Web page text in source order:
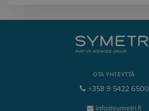
OTA YHTEYTTÄ
+358 9 5422 6500
info@symetri.fi